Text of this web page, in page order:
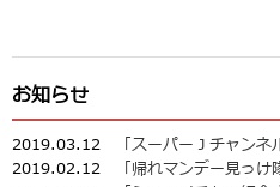
お知らせ
2019.03.12
「スーパーＪチャン
2019.02.12
「帰れマンデー見っ